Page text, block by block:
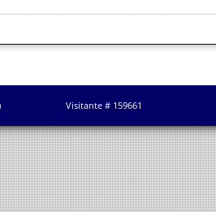
Visitante # 159661